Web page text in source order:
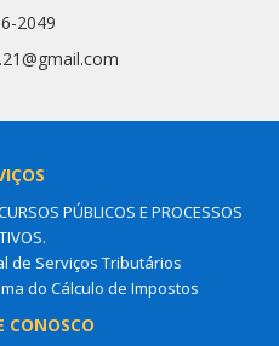
2049
PÚBLICOS E PROCESSOS
de Serviços Tributários
do Cálculo de Impostos
CONOSCO